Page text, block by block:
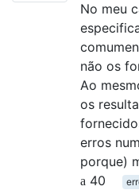
No meu
não os
Ao
os
erros
porque)
40